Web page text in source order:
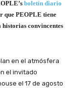
boletín diario
que PEOPLE tiene
historias convincentes
en el atmósfera
el invitado
el 17 de agosto